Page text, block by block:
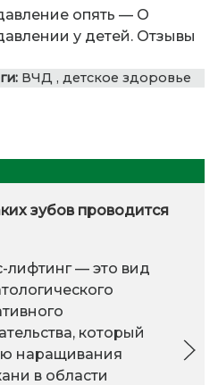
опять — О
у детей. Отзывы
ВЧД , детское здоровье
зубов проводится
лифтинг — это вид
который
наращивания
в области